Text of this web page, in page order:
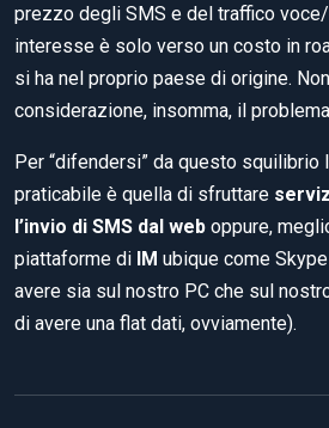
prezzo degli SMS e del traffico
interesse è solo verso un costo in
si ha nel proprio paese di origine.
considerazione, insomma, il
Per “difendersi” da questo squilibrio
praticabile è quella di sfruttare
l’invio di SMS dal web oppure,
piattaforme di IM ubique come
avere sia sul nostro PC che sul
di avere una flat dati, ovviamente).